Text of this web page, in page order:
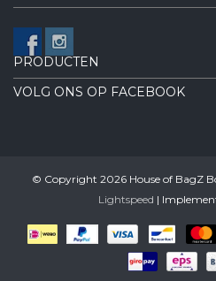
PRODUCTEN
VOLG ONS OP FACEBOOK
© Copyright 2026 House of BagZ
Lightspeed |